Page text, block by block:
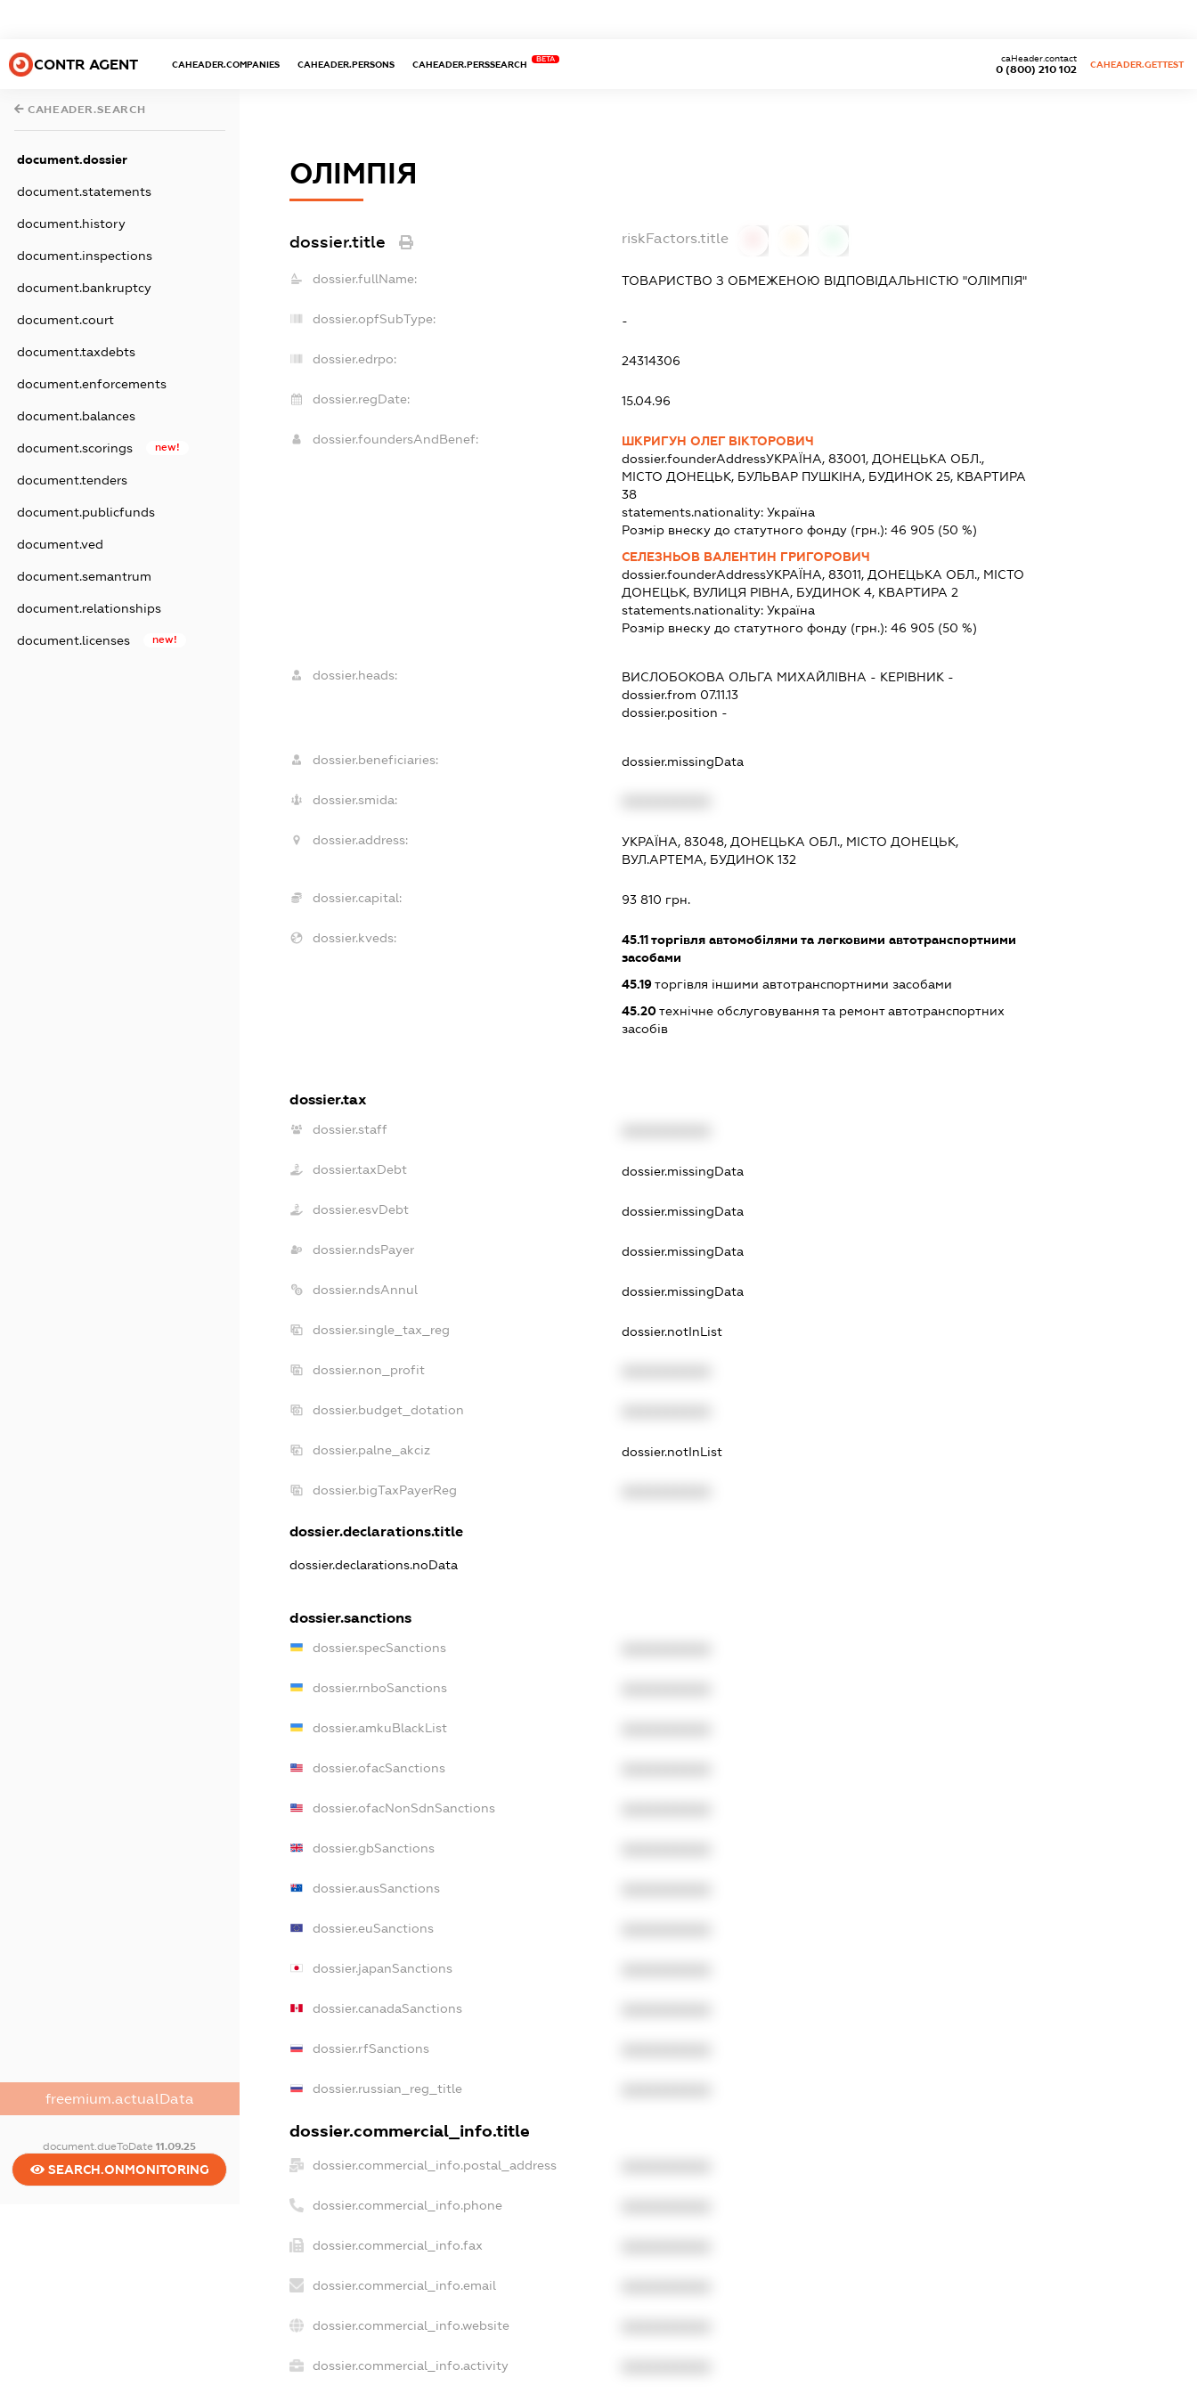
CONTR AGENT CAHEADER.COMPANIES CAHEADER.PERSONS CAHEADER.PERSSEARCH
BETA
0 (800) 210 102
caHeader.contact
CAHEADER.GETTEST
CAHEADER.SEARCH
document.dossier
document.statements
document.history
document.inspections
document.bankruptcy
document.court
document.taxdebts
document.enforcements
document.balances
document.scorings new!
document.tenders
document.publicfunds
document.ved
document.semantrum
document.relationships
document.licenses new!
freemium.actualData
document.dueToDate11.09.25
SEARCH.ONMONITORING
ОЛІМПІЯ
dossier.title riskFactors.title
dossier.fullName: ТОВАРИСТВО З ОБМЕЖЕНОЮ ВІДПОВІДАЛЬНІСТЮ "ОЛІМПІЯ"
dossier.opfSubType: -
dossier.edrpo: 24314306
dossier.regDate: 15.04.96
dossier.foundersAndBenef:
ШКРИГУН ОЛЕГ ВІКТОРОВИЧ
dossier.founderAddressУКРАЇНА, 83001, ДОНЕЦЬКА ОБЛ.,
МІСТО ДОНЕЦЬК, БУЛЬВАР ПУШКІНА, БУДИНОК 25, КВАРТИРА
38
statements.nationality: Україна
Розмір внеску до статутного фонду (грн.): 46 905(50 %)
СЕЛЕЗНЬОВ ВАЛЕНТИН ГРИГОРОВИЧ
dossier.founderAddressУКРАЇНА, 83011, ДОНЕЦЬКА ОБЛ., МІСТО
ДОНЕЦЬК, ВУЛИЦЯ РІВНА, БУДИНОК 4, КВАРТИРА 2
statements.nationality: Україна
Розмір внеску до статутного фонду (грн.): 46 905(50 %)
dossier.heads: ВИСЛОБОКОВА ОЛЬГА МИХАЙЛІВНА - КЕРІВНИК -
dossier.from 07.11.13
dossier.position -
dossier.beneficiaries: dossier.missingData
dossier.smida:
dossier.address:
УКРАЇНА, 83048, ДОНЕЦЬКА ОБЛ., МІСТО ДОНЕЦЬК,
ВУЛ.АРТЕМА, БУДИНОК 132
dossier.capital: 93 810 грн.
dossier.kveds: 45.11торгівля автомобілями та легковими автотранспортними
засобами
45.19торгівля іншими автотранспортними засобами
45.20технічне обслуговування та ремонт автотранспортних
засобів
dossier.tax
dossier.staff
dossier.taxDebt dossier.missingData
dossier.esvDebt dossier.missingData
dossier.ndsPayer dossier.missingData
dossier.ndsAnnul dossier.missingData
dossier.single_tax_reg dossier.notInList
dossier.non_profit
dossier.budget_dotation
dossier.palne_akciz dossier.notInList
dossier.bigTaxPayerReg
dossier.declarations.title
dossier.declarations.noData
dossier.sanctions
dossier.specSanctions
dossier.rnboSanctions
dossier.amkuBlackList
dossier.ofacSanctions
dossier.ofacNonSdnSanctions
dossier.gbSanctions
dossier.ausSanctions
dossier.euSanctions
dossier.japanSanctions
dossier.canadaSanctions
dossier.rfSanctions
dossier.russian_reg_title
dossier.commercial_info.title
dossier.commercial_info.postal_address
dossier.commercial_info.phone
dossier.commercial_info.fax
dossier.commercial_info.email
dossier.commercial_info.website
dossier.commercial_info.activity